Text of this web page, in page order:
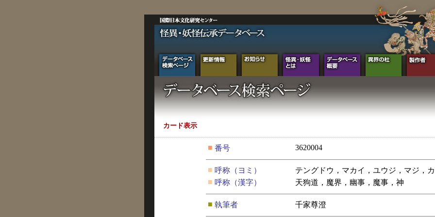
カード表示
■ 番号 3620004
■ 呼称（ヨミ）
テングドウ，マカイ，ユウジ，マジ，
■ 呼称（漢字） 天狗道，魔界，幽事，魔事，神
■ 執筆者 千家尊澄